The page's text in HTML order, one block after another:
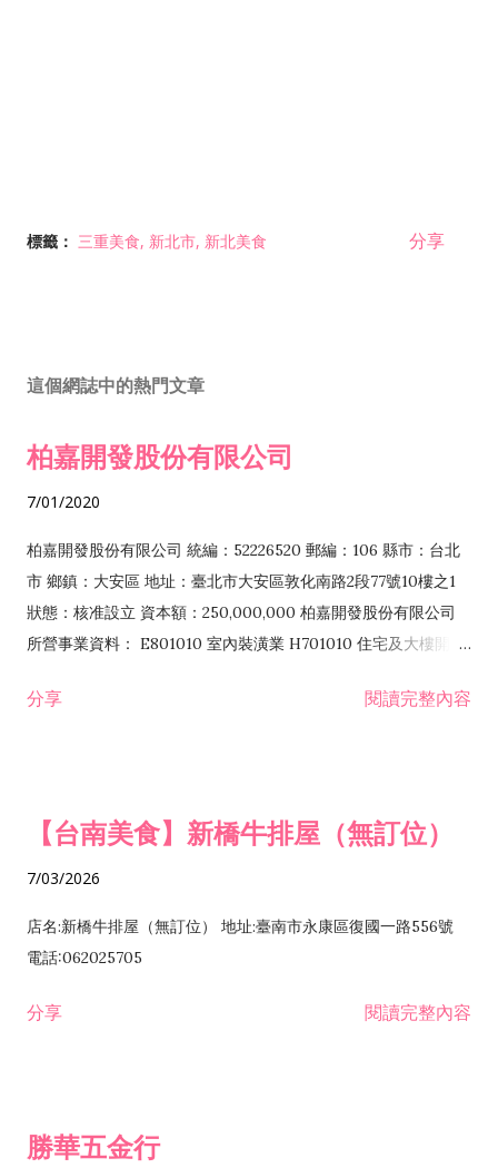
標籤： 三重美食 新北市 新北美食 分享
這個網誌中的熱門文章
柏嘉開發股份有限公司
7/01/2020
柏嘉開發股份有限公司 統編：52226520 郵編：106 縣市：台北
市 鄉鎮：大安區 地址：臺北市大安區敦化南路2段77號10樓之1
狀態：核准設立 資本額：250,000,000 柏嘉開發股份有限公司
所營事業資料： E801010 室內裝潢業 H701010 住宅及大樓開發
發業 H703090 不動產買賣業 H703100 不動產租賃業 I503010
分享 閱讀完整內容
【台南美食】新橋牛排屋（無訂位）
7/03/2026
店名:新橋牛排屋（無訂位） 地址:臺南市永康區復國一路556號
電話:062025705
分享 閱讀完整內容
勝華五金行